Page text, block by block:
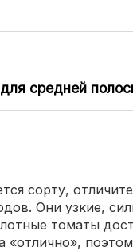
средней
сорту,
Они узкие,
томаты
«отлично»,